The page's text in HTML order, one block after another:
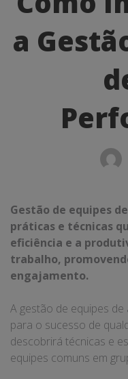
a
Equipes
a
Gestão de equipes
práticas e técnicas
eficiência e a
trabalho,
engajamento.
A gestão de equipes
para o sucesso de
descobrirá técnicas e
equipes comuns em